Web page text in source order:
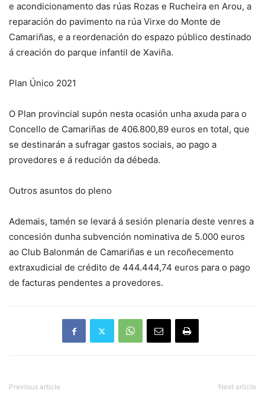
e acondicionamento das rúas Rozas e Rucheira en Arou, a
reparación do pavimento na rúa Virxe do Monte de
Camariñas, e a reordenación do espazo público destinado
á creación do parque infantil de Xaviña.
Plan Único 2021
O Plan provincial supón nesta ocasión unha axuda para o
Concello de Camariñas de 406.800,89 euros en total, que
se destinarán a sufragar gastos sociais, ao pago a
provedores e á redución da débeda.
Outros asuntos do pleno
Ademais, tamén se levará á sesión plenaria deste venres a
concesión dunha subvención nominativa de 5.000 euros
ao Club Balonmán de Camariñas e un recoñecemento
extraxudicial de crédito de 444.444,74 euros para o pago
de facturas pendentes a provedores.
Previous article Next article